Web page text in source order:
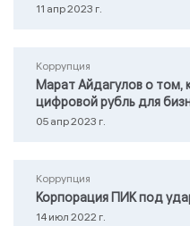
11 апр 2023 г.
Коррупция
Марат Айдагулов о том,
цифровой рубль для
05 апр 2023 г.
Коррупция
Корпорация ПИК под
14 июл 2022 г.